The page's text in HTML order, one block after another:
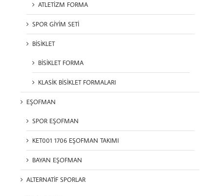
ATLETİZM FORMA
SPOR GİYİM SETİ
BİSİKLET
BİSİKLET FORMA
KLASİK BİSİKLET FORMALARI
EŞOFMAN
SPOR EŞOFMAN
KET001 1706 EŞOFMAN TAKIMI
BAYAN EŞOFMAN
ALTERNATİF SPORLAR